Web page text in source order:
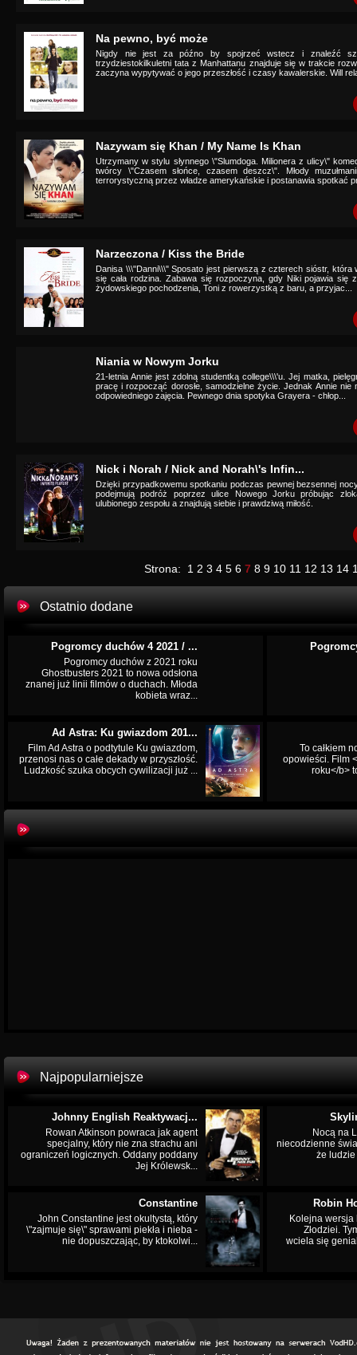
Na pewno, być może
Nigdy nie jest za późno by spojrzeć wstecz i znaleźć
trzydziestokilkuletni tata z Manhattanu znajduje się w trakcie
zaczyna wypytywać o jego przeszłość i czasy kawalerskie. Will
Nazywam się Khan / My Name Is Khan
Utrzymany w stylu słynnego \"Slumdoga. Milionera z ulicy\"
twórcy \"Czasem słońce, czasem deszcz\". Młody
terrorystyczną przez władze amerykańskie i postanawia spotkać
Narzeczona / Kiss the Bride
Danisa \\\"Danni\\\" Sposato jest pierwszą z czterech sióstr,
się cała rodzina. Zabawa się rozpoczyna, gdy Niki pojawia się
żydowskiego pochodzenia, Toni z rowerzystką z baru, a przyjac...
Niania w Nowym Jorku
21-letnia Annie jest zdolną studentką college\\\'u. Jej matka,
pracę i rozpocząć dorosłe, samodzielne życie. Jednak Annie
odpowiedniego zajęcia. Pewnego dnia spotyka Grayera - chłop...
Nick i Norah / Nick and Norah\'s Infin...
Dzięki przypadkowemu spotkaniu podczas pewnej bezsennej
podejmują podróż poprzez ulice Nowego Jorku próbując
ulubionego zespołu a znajdują siebie i prawdziwą miłość.
Strona: 1 2 3 4 5 6 7 8 9 10 11 12 13 14
Ostatnio dodane
Pogromcy duchów 4 2021 / ...
Pogromcy duchów z 2021 roku
Ghostbusters 2021 to nowa odsłona
znanej już linii filmów o duchach. Młoda
kobieta wraz...
Ad Astra: Ku gwiazdom 201...
Film Ad Astra o podtytule Ku gwiazdom,
przenosi nas o całe dekady w przyszłość.
Ludzkość szuka obcych cywilizacji już ...
To całkiem
opowieści. Film
roku</b>
Najpopularniejsze
Johnny English Reaktywacj...
Rowan Atkinson powraca jak agent
specjalny, który nie zna strachu ani
ograniczeń logicznych. Oddany poddany
Jej Królewsk...
Nocą na
niecodzienne
że
Constantine
John Constantine jest okultystą, który
\"zajmuje się\" sprawami piekła i nieba -
nie dopuszczając, by ktokolwi...
Robin
Kolejna wersja
Złodziei.
wciela się